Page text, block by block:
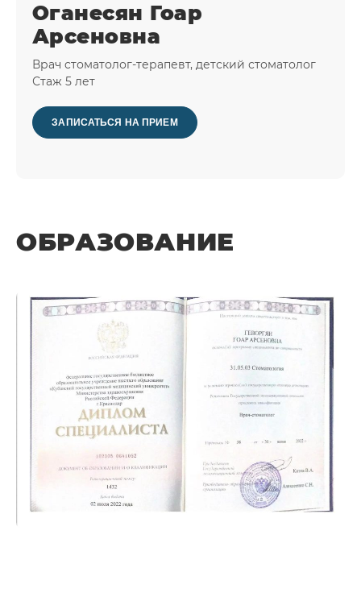
Оганесян Гоар
Арсеновна
Врач cтоматолог-терапевт, детский стоматолог
Стаж 5 лет
ЗАПИСАТЬСЯ НА ПРИЕМ
ОБРАЗОВАНИЕ